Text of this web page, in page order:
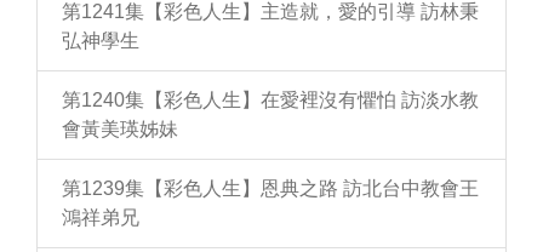
第1241集【彩色人生】主造就，愛的引導 訪林秉
弘神學生
第1240集【彩色人生】在愛裡沒有懼怕 訪淡水教
會黃美瑛姊妹
第1239集【彩色人生】恩典之路 訪北台中教會王
鴻祥弟兄